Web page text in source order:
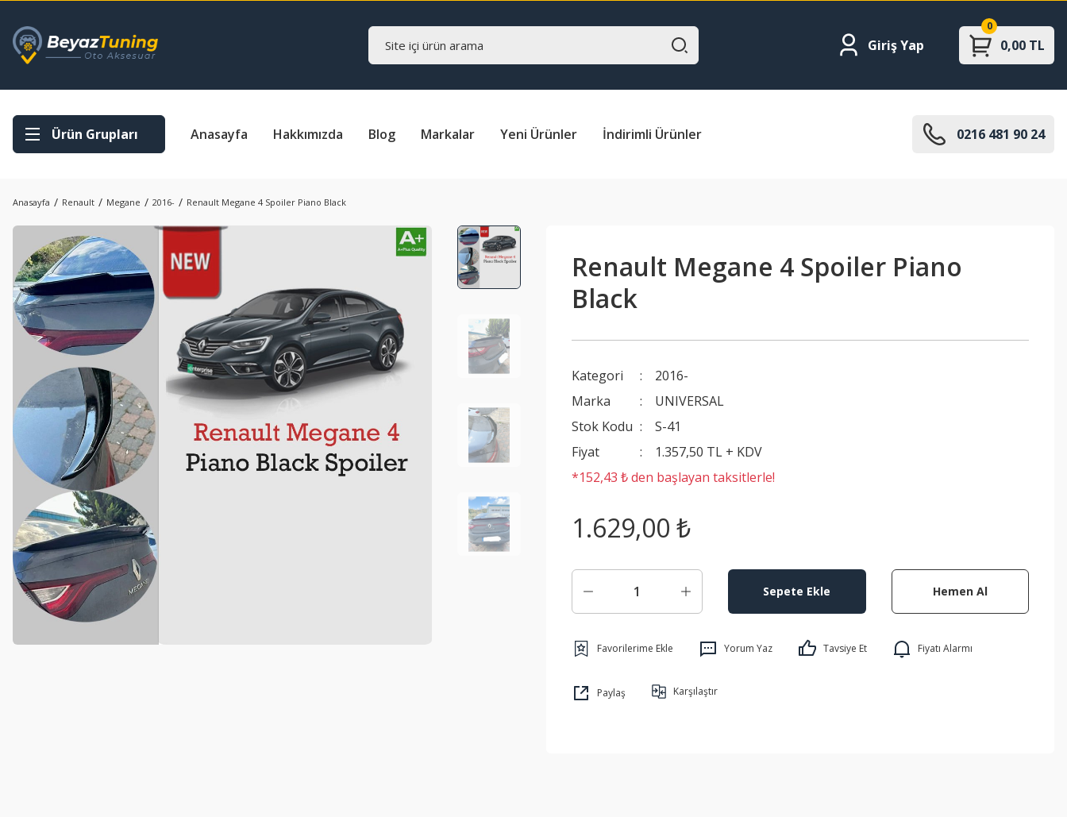
Giriş Yap 0,00 TL
0
Ürün Grupları Anasayfa Hakkımızda Blog Markalar Yeni Ürünler İndirimli Ürünler 0216 481 90 24
Anasayfa Renault Megane 2016- Renault Megane 4 Spoiler Piano Black
Renault Megane 4 Spoiler Piano
Black
Kategori
2016-
Marka
UNIVERSAL
Stok Kodu
S-41
Fiyat
1.357,50 TL + KDV
*152,43 ₺ den başlayan taksitlerle!
1.629,00 ₺
Sepete Ekle Hemen Al
Yorum Yaz Tavsiye Et Fiyatı Alarmı
Paylaş Karşılaştır